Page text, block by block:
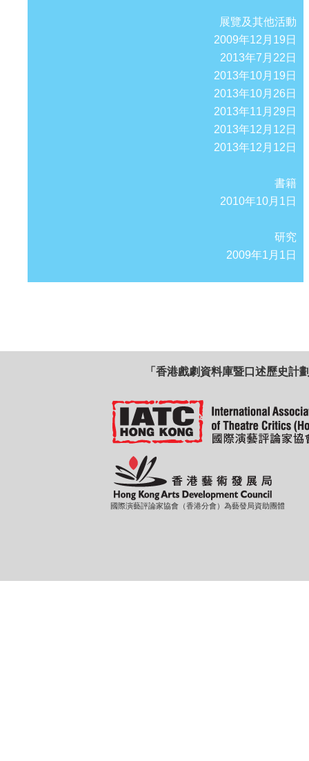
展覽及其他活動
2009年12月19日
2013年7月22日
2013年10月19日
2013年10月26日
2013年11月29日
2013年12月12日
2013年12月12日
書籍
2010年10月1日
研究
2009年1月1日
「香港戲劇資料庫暨口述歷史計
國際演藝評論家協會（香港分會）為藝發局資助團體